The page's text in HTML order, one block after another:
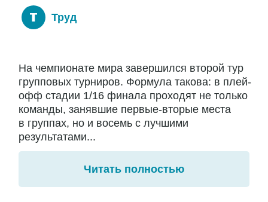
Труд
На чемпионате мира завершился второй тур
групповых турниров. Формула такова: в плей-
офф стадии 1/16 финала проходят не только
команды, занявшие первые-вторые места
в группах, но и восемь с лучшими
результатами...
Читать полностью